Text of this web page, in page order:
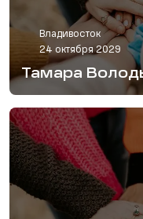
Владивосток
24 октября 2029
Тамара